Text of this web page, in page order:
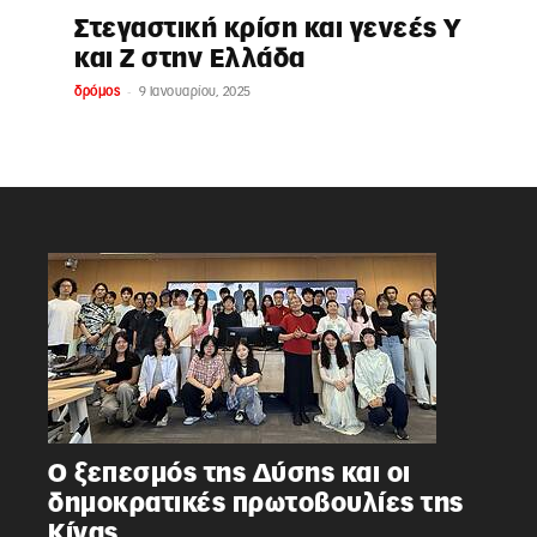
Στεγαστική κρίση και γενεές Υ
και Ζ στην Ελλάδα
δρόμος - 9 Ιανουαρίου, 2025
Ο ξεπεσμός της Δύσης και οι
δημοκρατικές πρωτοβουλίες της